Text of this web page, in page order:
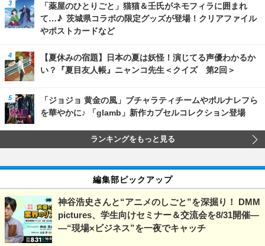
「薬屋のひとりごと」猫猫＆壬氏がネモフィラに囲まれ
て…♪ 茨城県コラボの限定グッズが登場！クリアファイル
やポストカードなど
【夏休みの宿題】日本の夏は妖怪！演じてる声優わかるか
い？『夏目友人帳』ニャンコ先生＜クイズ 第2回＞
「ジョジョ 黄金の風」ブチャラティチームやポルナレフら
を華やかに♪ 「glamb」新作カプセルコレクション登場
ランキングをもっと見る
編集部ピックアップ
神谷浩史さんと“アニメのしごと”を深掘り！ DMM
pictures、学生向けセミナー＆交流会を8/31開催―
―“現場×ビジネス”を一夜でキャッチ